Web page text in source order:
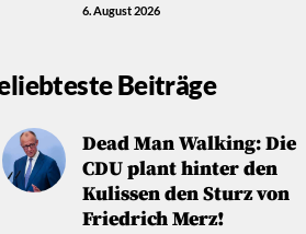
6. August 2026
Beiträge
Dead Man Walking: Die
CDU plant hinter den
Kulissen den Sturz von
Friedrich Merz!